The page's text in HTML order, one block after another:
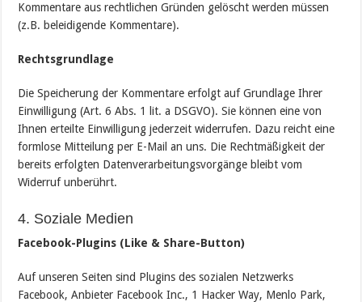
Kommentare aus rechtlichen Gründen gelöscht werden müssen
(z.B. beleidigende Kommentare).
Rechtsgrundlage
Die Speicherung der Kommentare erfolgt auf Grundlage Ihrer
Einwilligung (Art. 6 Abs. 1 lit. a DSGVO). Sie können eine von
Ihnen erteilte Einwilligung jederzeit widerrufen. Dazu reicht eine
formlose Mitteilung per E-Mail an uns. Die Rechtmäßigkeit der
bereits erfolgten Datenverarbeitungsvorgänge bleibt vom
Widerruf unberührt.
4. Soziale Medien
Facebook-Plugins (Like & Share-Button)
Auf unseren Seiten sind Plugins des sozialen Netzwerks
Facebook, Anbieter Facebook Inc., 1 Hacker Way, Menlo Park,